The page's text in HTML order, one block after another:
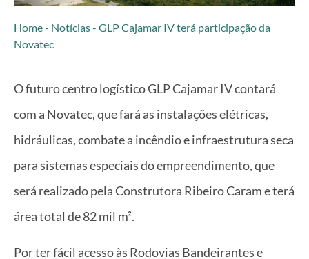
Home- Notícias- GLP Cajamar IV terá participação da
Novatec
O futuro centro logístico GLP Cajamar IV contará
com a Novatec, que fará as instalações elétricas,
hidráulicas, combate a incêndio e infraestrutura seca
para sistemas especiais do empreendimento, que
será realizado pela Construtora Ribeiro Caram e terá
área total de 82 mil m².
Por ter fácil acesso às Rodovias Bandeirantes e